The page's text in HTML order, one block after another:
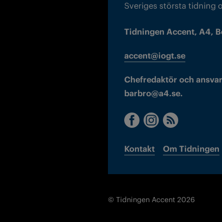
Sveriges största tidning
Tidningen Accent, A4,
accent@iogt.se
Chefredaktör och
barbro@a4.se.
Kontakt Om Tidningen
© Tidningen Accent 2026